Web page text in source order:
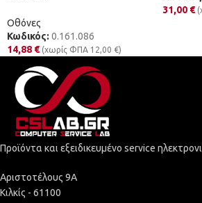
Οθόνες
Κωδικός: 0.161.086
14,88 € (χωρίς ΦΠΑ 12,00 €)
31,00 €
Προϊόντα και εξειδικευμένο service
Αριστοτέλους 9Α
Κιλκίς - 61100